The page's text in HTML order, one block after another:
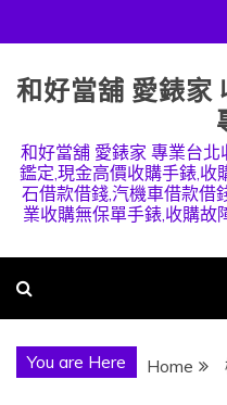
to
content
和好當舖 愛錶家
和好當舖 愛錶家 專業台
鑑定,現金高價收購手錶,收
石借款借錢,汽機車借款借
業收購無保單手錶,收購故
You are Here Home